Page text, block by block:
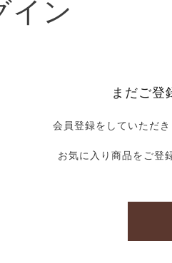
イン
まだご登
会員登録をしていただ
お気に入り商品をご登